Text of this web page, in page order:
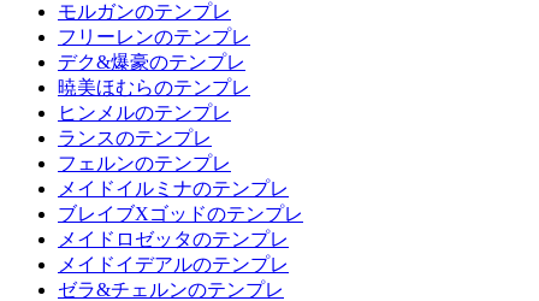
モルガンのテンプレ
フリーレンのテンプレ
デク&爆豪のテンプレ
暁美ほむらのテンプレ
ヒンメルのテンプレ
ランスのテンプレ
フェルンのテンプレ
メイドイルミナのテンプレ
ブレイブXゴッドのテンプレ
メイドロゼッタのテンプレ
メイドイデアルのテンプレ
ゼラ&チェルンのテンプレ